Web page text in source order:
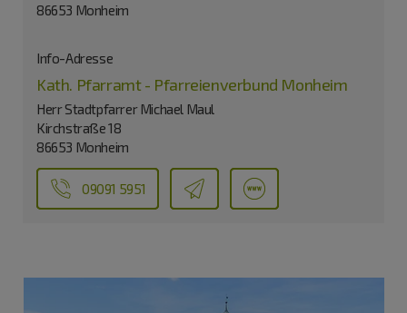
86653 Monheim
Info-Adresse
Kath. Pfarramt - Pfarreienverbund Monheim
Herr Stadtpfarrer Michael Maul
Kirchstraße 18
86653 Monheim
09091 5951